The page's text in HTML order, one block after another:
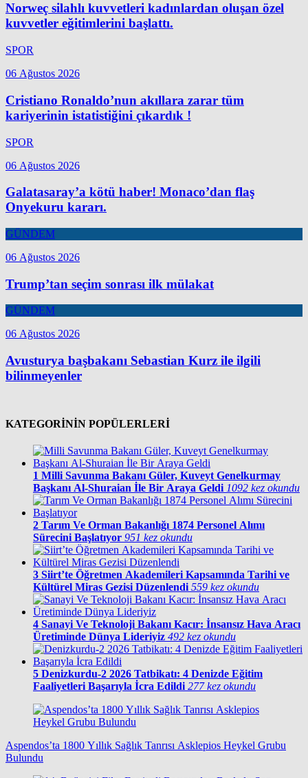
Norweç silahlı kuvvetleri kadınlardan oluşan özel
kuvvetler eğitimlerini başlattı.
SPOR
06 Ağustos 2026
Cristiano Ronaldo’nun akıllara zarar tüm
kariyerinin istatistiğini çıkardık !
SPOR
06 Ağustos 2026
Galatasaray’a kötü haber! Monaco’dan flaş
Onyekuru kararı.
GÜNDEM
06 Ağustos 2026
Trump’tan seçim sonrası ilk mülakat
GÜNDEM
06 Ağustos 2026
Avusturya başbakanı Sebastian Kurz ile ilgili
bilinmeyenler
KATEGORİNİN POPÜLERLERİ
1 Milli Savunma Bakanı Güler, Kuveyt Genelkurmay
Başkanı Al-Shuraian İle Bir Araya Geldi 1092 kez okundu
2 Tarım Ve Orman Bakanlığı 1874 Personel Alımı
Sürecini Başlatıyor 951 kez okundu
3 Siirt’te Öğretmen Akademileri Kapsamında Tarihi ve
Kültürel Miras Gezisi Düzenlendi 559 kez okundu
4 Sanayi Ve Teknoloji Bakanı Kacır: İnsansız Hava Aracı
Üretiminde Dünya Lideriyiz 492 kez okundu
5 Denizkurdu-2 2026 Tatbikatı: 4 Denizde Eğitim
Faaliyetleri Başarıyla İcra Edildi 277 kez okundu
Aspendos’ta 1800 Yıllık Sağlık Tanrısı Asklepios Heykel Grubu
Bulundu